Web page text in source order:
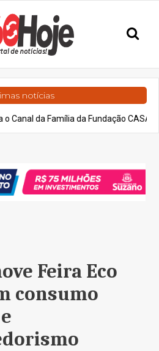
notícias
da Fundação CASA Geral
Feira Eco
consumo